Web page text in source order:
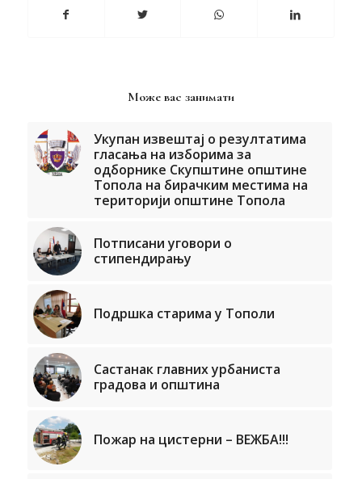
Може вас занимати
Укупан извештај о резултатима
гласања на изборима за
одборнике Скупштине општине
Топола на бирачким местима на
територији општине Топола
Потписани уговори о
стипендирању
Подршка старима у Тополи
Састанак главних урбаниста
градова и општина
Пожар на цистерни – ВЕЖБА!!!